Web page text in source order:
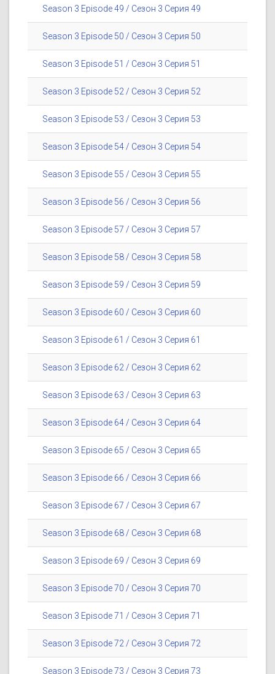
Season 3 Episode 49 / Сезон 3 Серия 49
Season 3 Episode 50 / Сезон 3 Серия 50
Season 3 Episode 51 / Сезон 3 Серия 51
Season 3 Episode 52 / Сезон 3 Серия 52
Season 3 Episode 53 / Сезон 3 Серия 53
Season 3 Episode 54 / Сезон 3 Серия 54
Season 3 Episode 55 / Сезон 3 Серия 55
Season 3 Episode 56 / Сезон 3 Серия 56
Season 3 Episode 57 / Сезон 3 Серия 57
Season 3 Episode 58 / Сезон 3 Серия 58
Season 3 Episode 59 / Сезон 3 Серия 59
Season 3 Episode 60 / Сезон 3 Серия 60
Season 3 Episode 61 / Сезон 3 Серия 61
Season 3 Episode 62 / Сезон 3 Серия 62
Season 3 Episode 63 / Сезон 3 Серия 63
Season 3 Episode 64 / Сезон 3 Серия 64
Season 3 Episode 65 / Сезон 3 Серия 65
Season 3 Episode 66 / Сезон 3 Серия 66
Season 3 Episode 67 / Сезон 3 Серия 67
Season 3 Episode 68 / Сезон 3 Серия 68
Season 3 Episode 69 / Сезон 3 Серия 69
Season 3 Episode 70 / Сезон 3 Серия 70
Season 3 Episode 71 / Сезон 3 Серия 71
Season 3 Episode 72 / Сезон 3 Серия 72
Season 3 Episode 73 / Сезон 3 Серия 73